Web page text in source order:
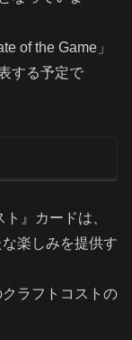
of the Game」
する予定で
』カードは、
楽しみを提供す
ラフトコストの